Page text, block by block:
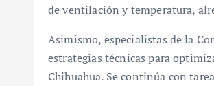
de ventilación y temperatura,
Asimismo, especialistas de la
estrategias técnicas para
Chihuahua. Se continúa con